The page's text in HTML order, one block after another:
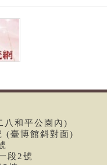
和平公園內)
(臺博館斜對面)
段2號